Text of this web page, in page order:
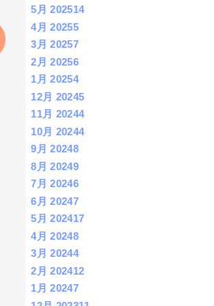
5月 202514
4月 20255
3月 20257
2月 20256
1月 20254
12月 20245
11月 20244
10月 20244
9月 20248
8月 20249
7月 20246
6月 20247
5月 202417
4月 20248
3月 20244
2月 202412
1月 20247